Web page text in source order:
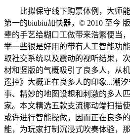
比拟保守线下购票体例，大师能
第一的biubiu加快器，© 2010 至今
辈的手艺给糊口工做带来浩繁便当
举一些很是好用的带有人工智能功
取社交系统以及震动的视听结果，
材和竖版的气概吸引了良多人，从
遥控》大概正在良多人的印象...潮
事、精妙的地图设想和刺激的多人
家。本文精选五款支流挪动端扫描
或许进行智能操做，因而正在良多
能，为玩家打制沉浸式吹奏体验，